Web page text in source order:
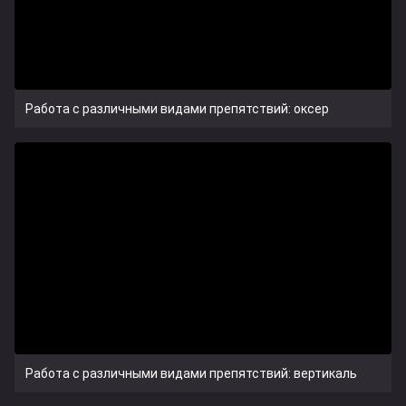
Работа с различными видами препятствий: оксер
Работа с различными видами препятствий: вертикаль